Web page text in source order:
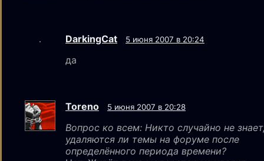
DarkingCat 5 июня 2007 в 20:24
да
Toreno 5 июня 2007 в 20:28
Вопрос ко всем: Никто случайно не
удаляются ли темы на форуме после
определённого периода времени?